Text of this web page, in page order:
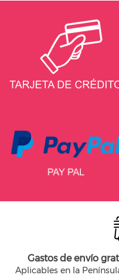
Gastos de envío
Aplicables en la